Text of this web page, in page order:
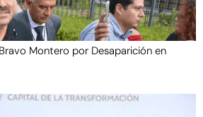
Montero por Desaparición en